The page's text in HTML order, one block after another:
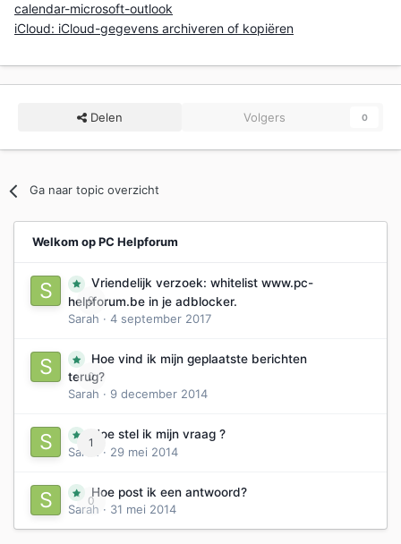
calendar-microsoft-outlook
iCloud: iCloud-gegevens archiveren of kopiëren
Delen Volgers 0
Ga naar topic overzicht
Welkom op PC Helpforum
0
Vriendelijk verzoek: whitelist www.pc-
helpforum.be in je adblocker.
Sarah · 4 september 2017
0
Hoe vind ik mijn geplaatste berichten
terug?
Sarah · 9 december 2014
1
Hoe stel ik mijn vraag ?
Sarah
· 29 mei 2014
0
Hoe post ik een antwoord?
Sarah · 31 mei 2014